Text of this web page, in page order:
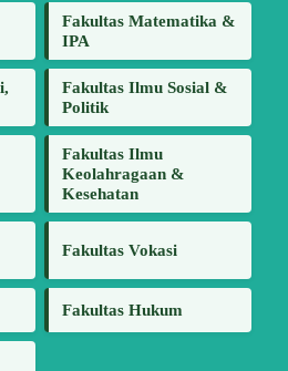
Fakultas Matematika &
IPA
Fakultas Ilmu Sosial &
Politik
Fakultas Ilmu
Keolahragaan &
Kesehatan
Fakultas Vokasi
Fakultas Hukum